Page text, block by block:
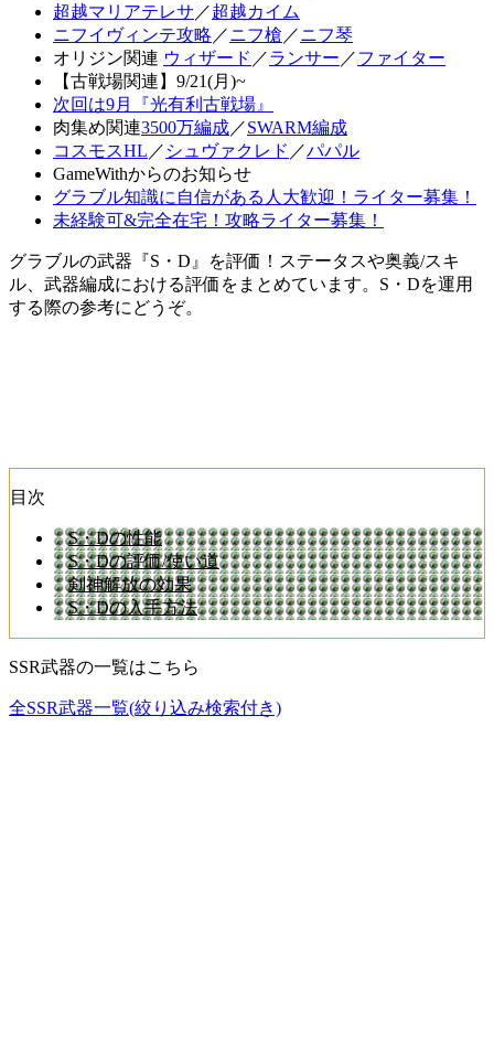
超越マリアテレサ ／超越カイム
ニフイヴィンテ攻略 ／ニフ槍 ／ニフ琴
オリジン関連 ウィザード ／ランサー ／ファイター
【古戦場関連】9/21(月)~
次回は9月『光有利古戦場』
肉集め関連3500万編成／SWARM編成
コスモスHL ／ シュヴァクレド ／パパル
GameWithからのお知らせ
グラブル知識に自信がある人大歓迎！ライター募集！
未経験可&完全在宅！攻略ライター募集！
グラブルの武器『S・D』を評価！ステータスや奥義/スキ
ル、武器編成における評価をまとめています。S・Dを運用
する際の参考にどうぞ。
目次
S・Dの性能
S・Dの評価/使い道
剣神解放の効果
S・Dの入手方法
SSR武器の一覧はこちら
全SSR武器一覧(絞り込み検索付き)